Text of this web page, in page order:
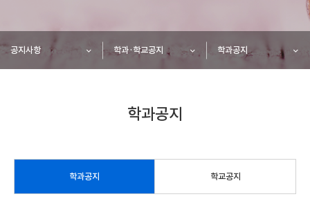
공지사항 학과·학교공지 학과공지
학과공지
학과공지 학교공지